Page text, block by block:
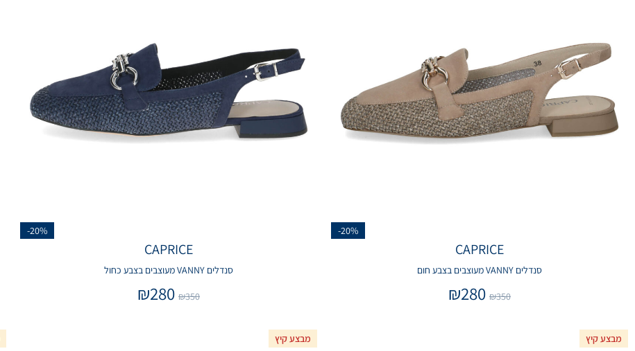
-20%
CAPRICE
סנדלים VANNY מעוצבים בצבע חום
₪350
₪280
-20%
CAPRICE
סנדלים VANNY מעוצבים בצבע כחול
₪350
₪280
מבצע קיץ מבצע קיץ